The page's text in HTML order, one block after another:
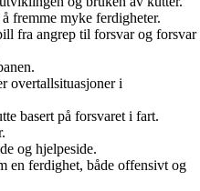
fremme myke ferdigheter.
fra angrep til forsvar og forsvar
overtallsituasjoner i
basert på forsvaret i fart.
og hjelpeside.
en ferdighet, både offensivt og